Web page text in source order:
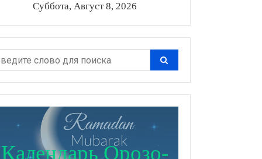
Суббота, Август 8, 2026
Календарь Орозо-